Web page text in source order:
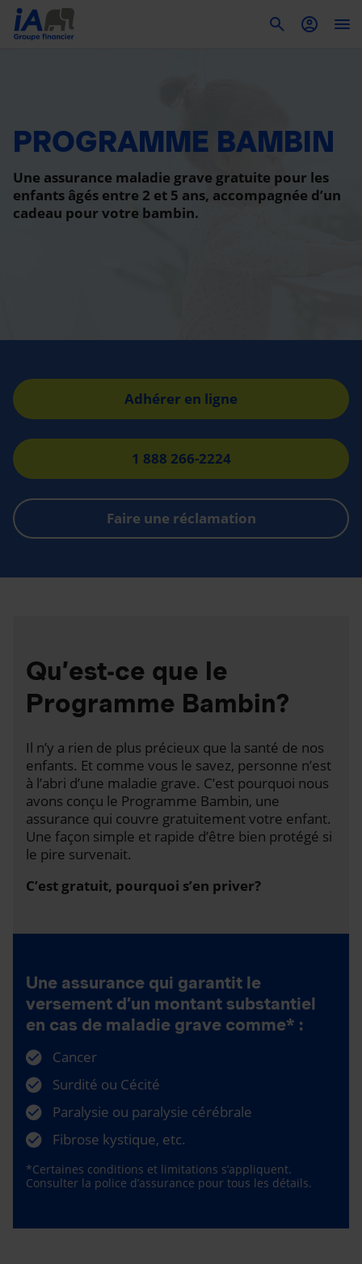
PROGRAMME BAMBIN
Une assurance maladie grave gratuite pour les
enfants âgés entre 2 et 5 ans, accompagnée d’un
cadeau pour votre bambin.
Adhérer en ligne
1 888 266-2224
Faire une réclamation
Qu’est-ce que le
Programme Bambin?
Il n’y a rien de plus précieux que la santé de nos
enfants. Et comme vous le savez, personne n’est
à l’abri d’une maladie grave. C’est pourquoi nous
avons conçu le Programme Bambin, une
assurance qui couvre gratuitement votre enfant.
Une façon simple et rapide d’être bien protégé si
le pire survenait.
C’est gratuit, pourquoi s’en priver?
Une assurance qui garantit le
versement d’un montant substantiel
en cas de maladie grave comme* :
Cancer
Surdité ou Cécité
Paralysie ou paralysie cérébrale
Fibrose kystique, etc.
*Certaines conditions et limitations s’appliquent.
Consulter la police d’assurance pour tous les détails.